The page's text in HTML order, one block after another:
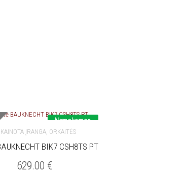
Nemokamas
pristatymas
Nukainota
ĮRANGA, ORKAITĖS
BIK7 CSH8TS PT
629.00 €